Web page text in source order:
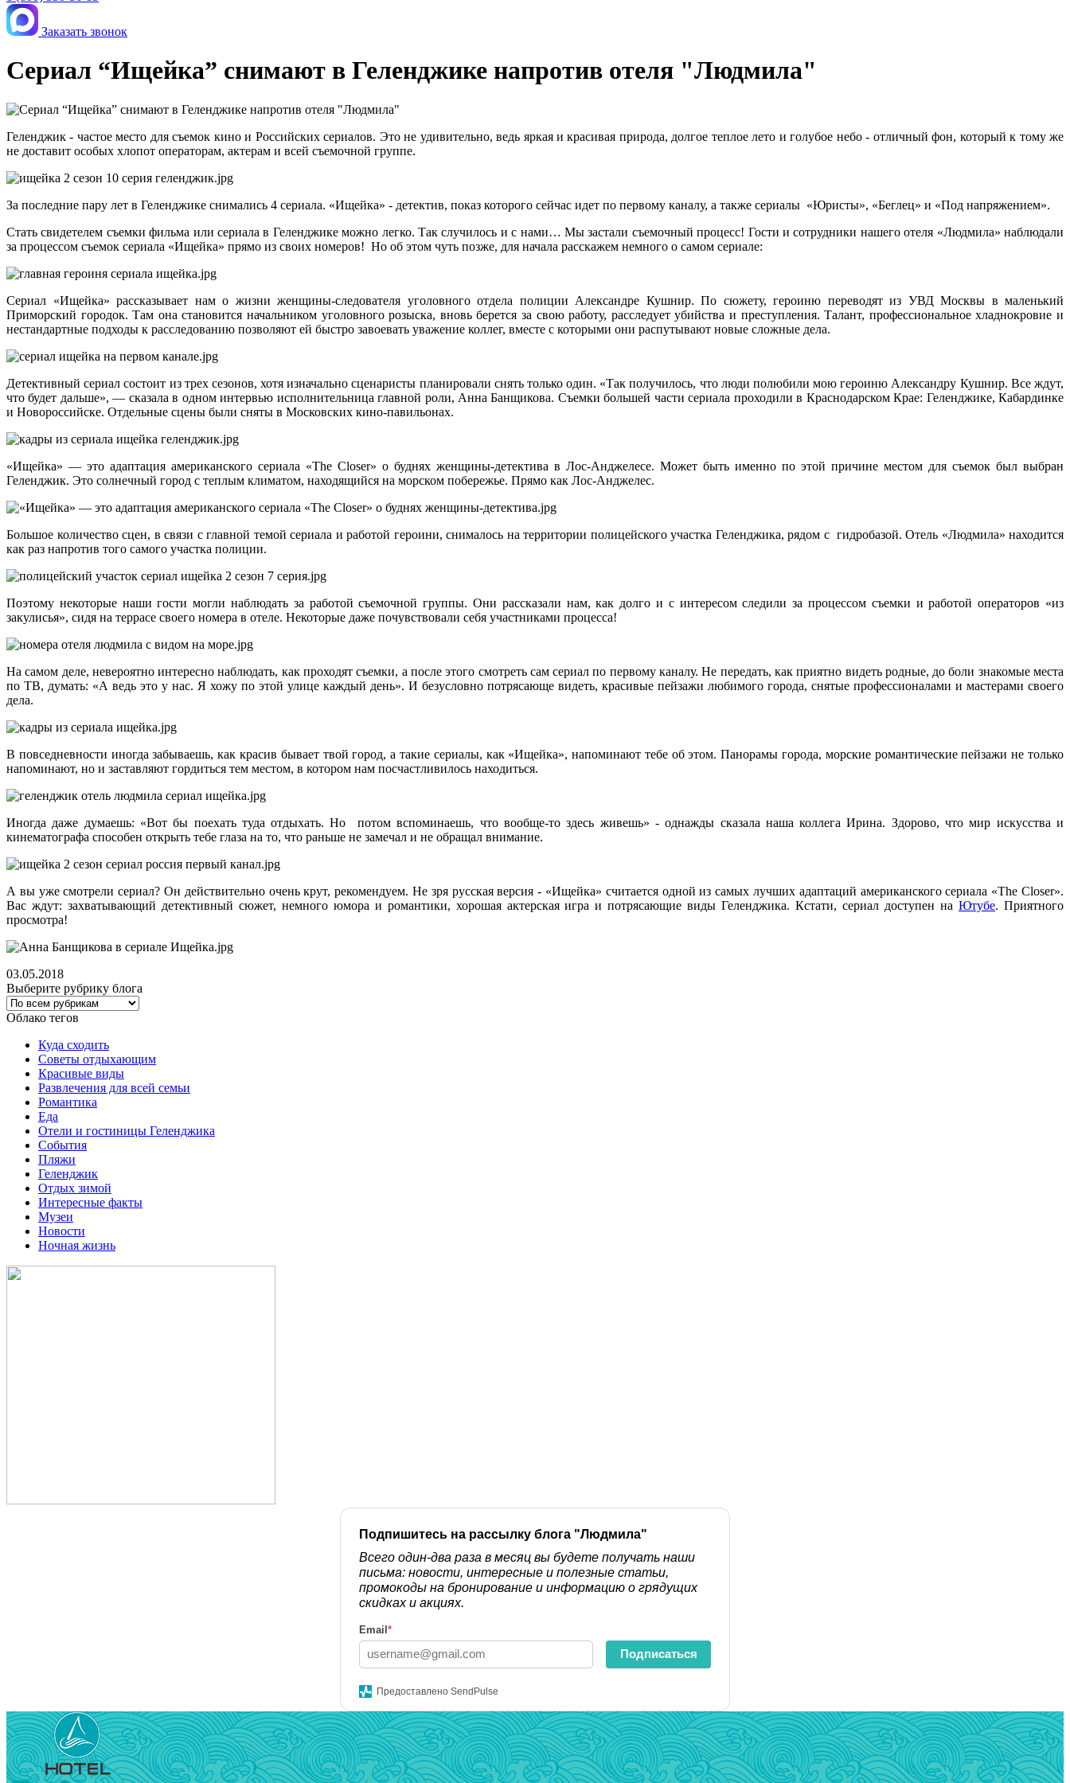
Заказать звонок
Сериал “Ищейка” снимают в Геленджике напротив отеля "Людмила"
Геленджик - частое место для съемок кино и Российских сериалов. Это не удивительно, ведь яркая и красивая природа, долгое теплое лето и голубое небо - отличный фон, который к тому же
не доставит особых хлопот операторам, актерам и всей съемочной группе.
За последние пару лет в Геленджике снимались 4 сериала. «Ищейка» - детектив, показ которого сейчас идет по первому каналу, а также сериалы «Юристы», «Беглец» и «Под напряжением».
Стать свидетелем съемки фильма или сериала в Геленджике можно легко. Так случилось и с нами… Мы застали съемочный процесс! Гости и сотрудники нашего отеля «Людмила» наблюдали
за процессом съемок сериала «Ищейка» прямо из своих номеров! Но об этом чуть позже, для начала расскажем немного о самом сериале:
Сериал «Ищейка» рассказывает нам о жизни женщины-следователя уголовного отдела полиции Александре Кушнир. По сюжету, героиню переводят из УВД Москвы в маленький
Приморский городок. Там она становится начальником уголовного розыска, вновь берется за свою работу, расследует убийства и преступления. Талант, профессиональное хладнокровие и
нестандартные подходы к расследованию позволяют ей быстро завоевать уважение коллег, вместе с которыми они распутывают новые сложные дела.
Детективный сериал состоит из трех сезонов, хотя изначально сценаристы планировали снять только один. «Так получилось, что люди полюбили мою героиню Александру Кушнир. Все ждут,
что будет дальше», — сказала в одном интервью исполнительница главной роли, Анна Банщикова. Съемки большей части сериала проходили в Краснодарском Крае: Геленджике, Кабардинке
и Новороссийске. Отдельные сцены были сняты в Московских кино-павильонах.
«Ищейка» — это адаптация аме­риканского се­ри­­ала «The Closer» о буднях женщины-детектива в Лос-Анджелесе. Может быть именно по этой причине местом для съемок был выбран
Геленджик. Это солнечный город с теплым климатом, находящийся на морском побережье. Прямо как Лос-Анджелес.
Большое количество сцен, в связи с главной темой сериала и работой героини, снималось на территории полицейского участка Геленджика, рядом с гидробазой. Отель «Людмила» находится
как раз напротив того самого участка полиции.
Поэтому некоторые наши гости могли наблюдать за работой съемочной группы. Они рассказали нам, как долго и с интересом следили за процессом съемки и работой операторов «из
закулисья», сидя на террасе своего номера в отеле. Некоторые даже почувствовали себя участниками процесса!
На самом деле, невероятно интересно наблюдать, как проходят съемки, а после этого смотреть сам сериал по первому каналу. Не передать, как приятно видеть родные, до боли знакомые места
по ТВ, думать: «А ведь это у нас. Я хожу по этой улице каждый день». И безусловно потрясающе видеть, красивые пейзажи любимого города, снятые профессионалами и мастерами своего
дела.
В повседневности иногда забываешь, как красив бывает твой город, а такие сериалы, как «Ищейка», напоминают тебе об этом. Панорамы города, морские романтические пейзажи не только
напоминают, но и заставляют гордиться тем местом, в котором нам посчастливилось находиться.
Иногда даже думаешь: «Вот бы поехать туда отдыхать. Но потом вспоминаешь, что вообще-то здесь живешь» - однажды сказала наша коллега Ирина. Здорово, что мир искусства и
кинематографа способен открыть тебе глаза на то, что раньше не замечал и не обращал внимание.
А вы уже смотрели сериал? Он действительно очень крут, рекомендуем. Не зря русская версия - «Ищейка» считается одной из самых лучших адаптаций американского сериала «The Closer».
Вас ждут: захватывающий детективный сюжет, немного юмора и романтики, хорошая актерская игра и потрясающие виды Геленджика. Кстати, сериал доступен наЮтубе. Приятного
просмотра!
03.05.2018
Выберите рубрику блога
Облако тегов
Куда сходить
Советы отдыхающим
Красивые виды
Развлечения для всей семьи
Романтика
Еда
Отели и гостиницы Геленджика
События
Пляжи
Геленджик
Отдых зимой
Интересные факты
Музеи
Новости
Ночная жизнь
Подпишитесь на рассылку блога "Людмила"
Всего один-два раза в месяц вы будете получать наши
письма: новости, интересные и полезные статьи,
промокоды на бронирование и информацию о грядущих
скидках и акциях.
Email *
Подписаться
Предоставлено SendPulse